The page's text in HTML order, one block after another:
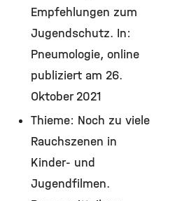
Empfehlungen zum
Jugendschutz. In:
Pneumologie, online
publiziert am 26.
Oktober 2021
Thieme: Noch zu viele
Rauchszenen in
Kinder- und
Jugendfilmen.